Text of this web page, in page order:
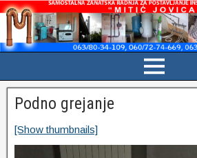
Podno grejanje
[Show thumbnails]